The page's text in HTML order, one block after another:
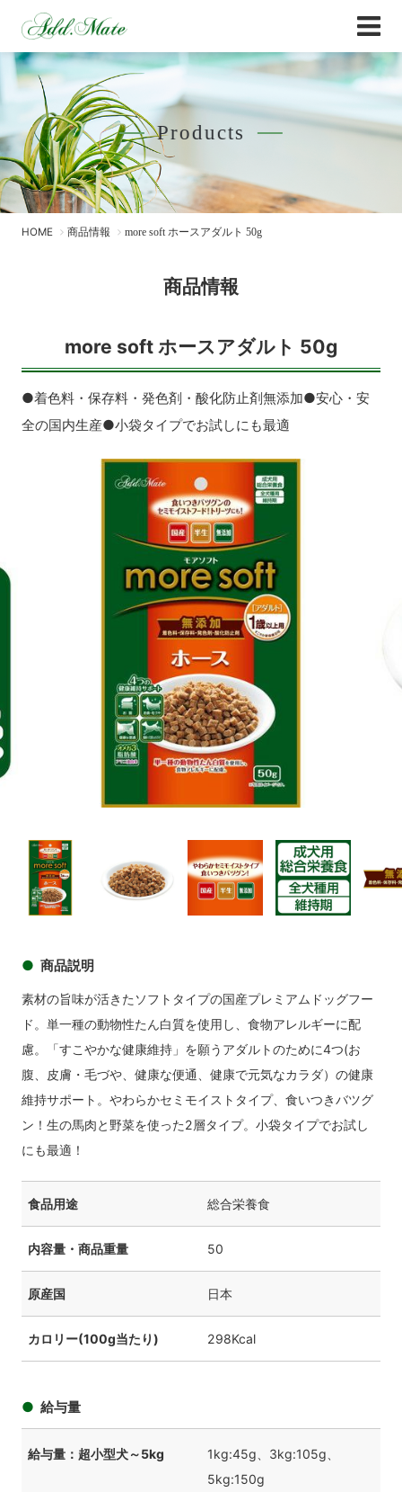
商品情報 - Add.Mate -アド・メイト オフィシ
Products
HOME 商品情報 more soft ホースアダルト 50g
商品情報
more soft ホースアダルト 50g
●着色料・保存料・発色剤・酸化防止剤無添加●安心・安
全の国内生産●小袋タイプでお試しにも最適
商品説明
素材の旨味が活きたソフトタイプの国産プレミアムドッグフー
ド。単一種の動物性たん白質を使用し、食物アレルギーに配
慮。「すこやかな健康維持」を願うアダルトのために4つ(お
腹、皮膚・毛づや、健康な便通、健康で元気なカラダ）の健康
維持サポート。やわらかセミモイストタイプ、食いつきバツグ
ン！生の馬肉と野菜を使った2層タイプ。小袋タイプでお試し
にも最適！
食品用途 総合栄養食
内容量・商品重量 50
原産国 日本
カロリー(100g当たり) 298Kcal
給与量
給与量：超小型犬～5kg
1kg:45g、3kg:105g、
5kg:150g